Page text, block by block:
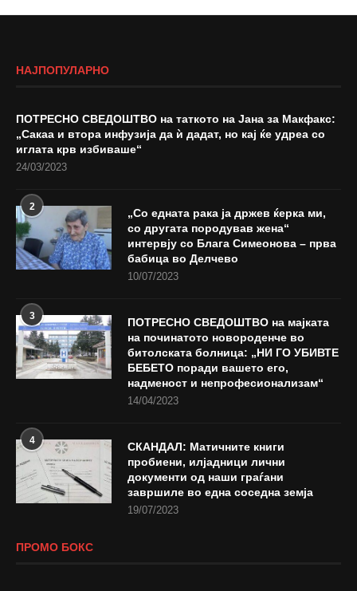
НАЈПОПУЛАРНО
ПОТРЕСНО СВЕДОШТВО на таткото на Јана за Макфакс:
„Сакаа и втора инфузија да ѝ дадат, но кај ќе удреа со
иглата крв избиваше“
24/03/2023
2
„Со едната рака ја држев ќерка ми,
со другата породував жена“
интервју со Блага Симеонова – прва
бабица во Делчево
10/07/2023
3
ПОТРЕСНО СВЕДОШТВО на мајката
на починатото новороденче во
битолската болница: „НИ ГО УБИВТЕ
БЕБЕТО поради вашето его,
надменост и непрофесионализам“
14/04/2023
4
СКАНДАЛ: Матичните книги
пробиени, илјадници лични
документи од наши граѓани
завршиле во една соседна земја
19/07/2023
ПРОМО БОКС